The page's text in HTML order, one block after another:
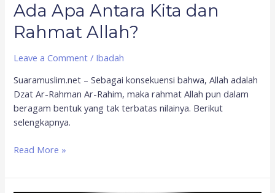
Ada Apa Antara Kita dan
Rahmat Allah?
Leave a Comment / Ibadah
Suaramuslim.net – Sebagai konsekuensi bahwa, Allah adalah
Dzat Ar-Rahman Ar-Rahim, maka rahmat Allah pun dalam
beragam bentuk yang tak terbatas nilainya. Berikut
selengkapnya.
Read More »